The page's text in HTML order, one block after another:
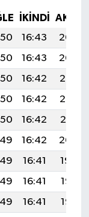
İKINDI
16:43
20:04
16:43
20:04
16:42
20:03
16:42
20:02
16:42
20:01
16:42
20:00
16:41
19:59
16:41
19:58
16:41
19:57